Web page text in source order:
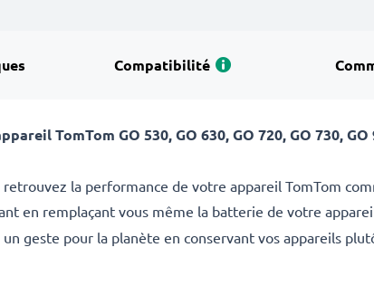
Compatibilité
TomTom GO 530, GO 630, GO 720, GO 730,
la performance de votre appareil TomTom
en remplaçant vous même la batterie de votre
geste pour la planète en conservant vos appareils